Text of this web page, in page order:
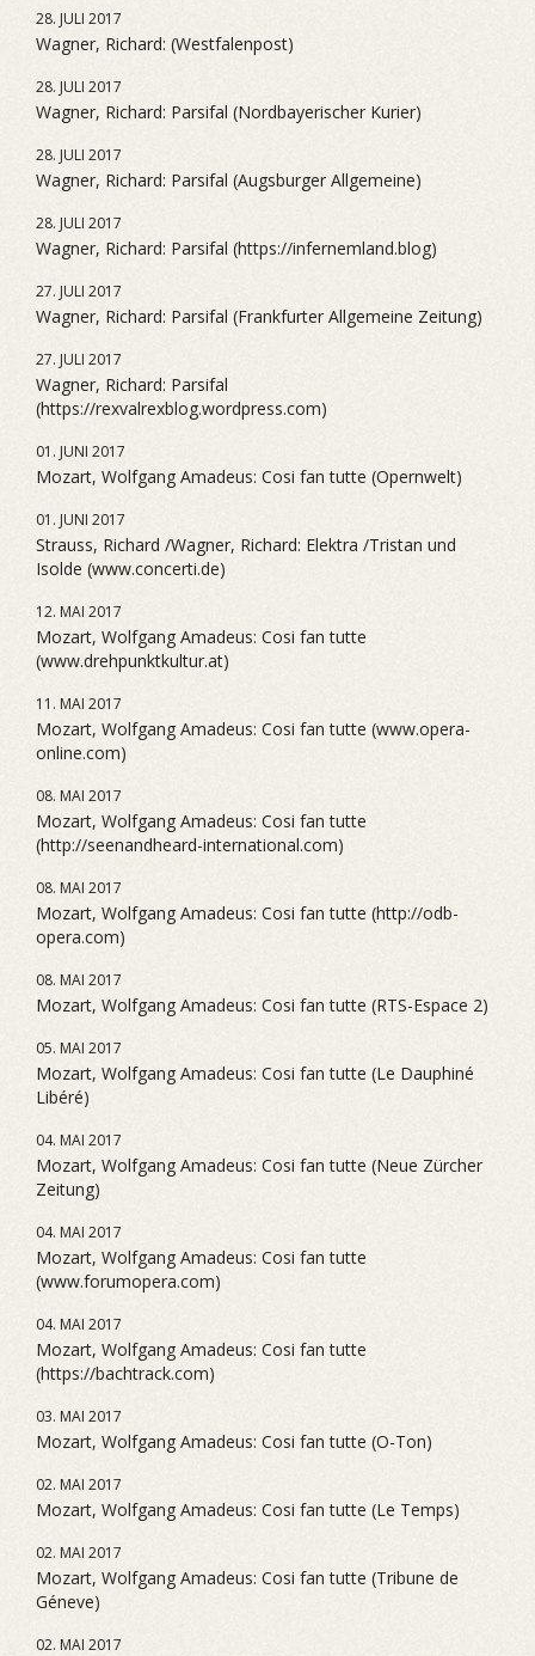
28. JULI 2017
Wagner, Richard: (Westfalenpost)
28. JULI 2017
Wagner, Richard: Parsifal (Nordbayerischer Kurier)
28. JULI 2017
Wagner, Richard: Parsifal (Augsburger Allgemeine)
28. JULI 2017
Wagner, Richard: Parsifal (https://infernemland.blog)
27. JULI 2017
Wagner, Richard: Parsifal (Frankfurter Allgemeine Zeitung)
27. JULI 2017
Wagner, Richard: Parsifal
(https://rexvalrexblog.wordpress.com)
01. JUNI 2017
Mozart, Wolfgang Amadeus: Cosi fan tutte (Opernwelt)
01. JUNI 2017
Strauss, Richard /Wagner, Richard: Elektra /Tristan und
Isolde (www.concerti.de)
12. MAI 2017
Mozart, Wolfgang Amadeus: Cosi fan tutte
(www.drehpunktkultur.at)
11. MAI 2017
Mozart, Wolfgang Amadeus: Cosi fan tutte (www.opera-
online.com)
08. MAI 2017
Mozart, Wolfgang Amadeus: Cosi fan tutte
(http://seenandheard-international.com)
08. MAI 2017
Mozart, Wolfgang Amadeus: Cosi fan tutte (http://odb-
opera.com)
08. MAI 2017
Mozart, Wolfgang Amadeus: Cosi fan tutte (RTS-Espace 2)
05. MAI 2017
Mozart, Wolfgang Amadeus: Cosi fan tutte (Le Dauphiné
Libéré)
04. MAI 2017
Mozart, Wolfgang Amadeus: Cosi fan tutte (Neue Zürcher
Zeitung)
04. MAI 2017
Mozart, Wolfgang Amadeus: Cosi fan tutte
(www.forumopera.com)
04. MAI 2017
Mozart, Wolfgang Amadeus: Cosi fan tutte
(https://bachtrack.com)
03. MAI 2017
Mozart, Wolfgang Amadeus: Cosi fan tutte (O-Ton)
02. MAI 2017
Mozart, Wolfgang Amadeus: Cosi fan tutte (Le Temps)
02. MAI 2017
Mozart, Wolfgang Amadeus: Cosi fan tutte (Tribune de
Géneve)
02. MAI 2017